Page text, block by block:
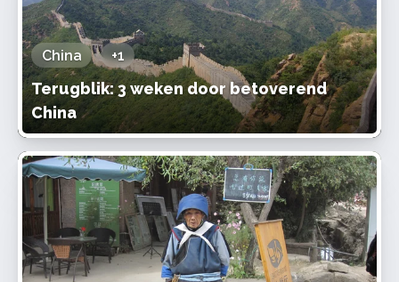
China +1
Terugblik: 3 weken door betoverend
China